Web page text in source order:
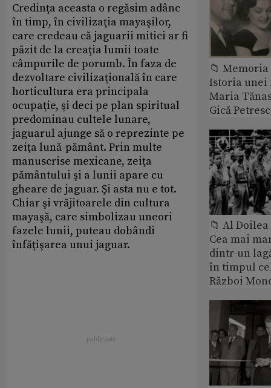
Credinţa aceasta o regăsim adânc
în timp, în civilizaţia mayaşilor,
care credeau că jaguarii mitici ar fi
păzit de la creaţia lumii toate
câmpurile de porumb. În faza de
dezvoltare civilizaţională în care
horticultura era principala
ocupaţie, şi deci pe plan spiritual
predominau cultele lunare,
jaguarul ajunge să o reprezinte pe
zeiţa lună-pământ. Prin multe
manuscrise mexicane, zeiţa
pământului şi a lunii apare cu
gheare de jaguar. Şi asta nu e tot.
Chiar şi vrăjitoarele din cultura
mayaşă, care simbolizau uneori
fazele lunii, puteau dobândi
înfăţişarea unui jaguar.
📁
Istoria
Maria
Gică
📁 Al
Cea mai
dintr-un
în timpul
Război